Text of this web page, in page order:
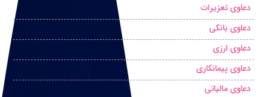
دعاوی تعزیرات
دعاوی بانکی
دعاوی ارزی
دعاوی پیمانکاری
دعاوی مالیاتی